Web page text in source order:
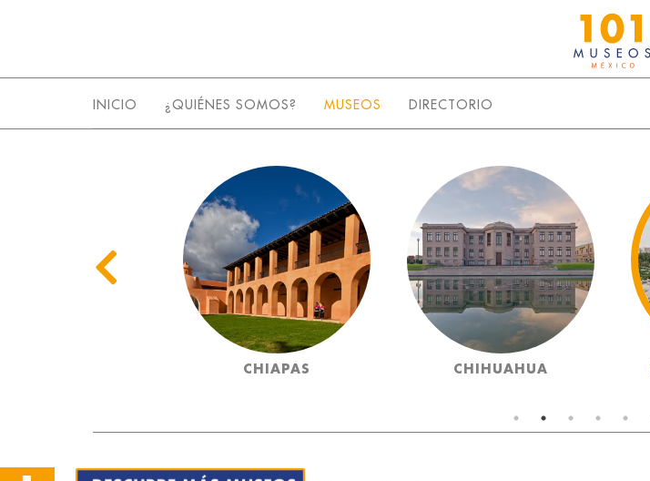
INICIO ¿QUIÉNES SOMOS? MUSEOS DIRECTORIO
CHIAPAS CHIHUAHUA